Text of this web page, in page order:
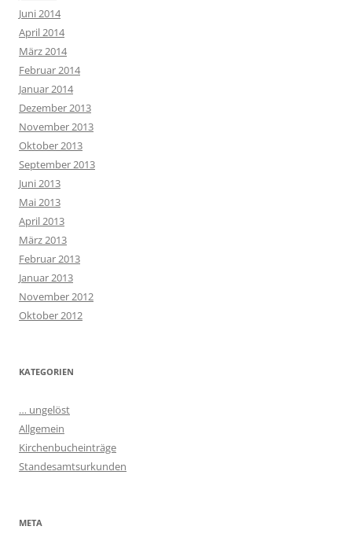
Juni 2014
April 2014
März 2014
Februar 2014
Januar 2014
Dezember 2013
November 2013
Oktober 2013
September 2013
Juni 2013
Mai 2013
April 2013
März 2013
Februar 2013
Januar 2013
November 2012
Oktober 2012
KATEGORIEN
… ungelöst
Allgemein
Kirchenbucheinträge
Standesamtsurkunden
META